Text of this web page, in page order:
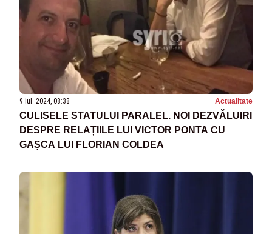
9 iul. 2024, 08:38 Actualitate
CULISELE STATULUI PARALEL. NOI DEZVĂLUIRI
DESPRE RELAȚIILE LUI VICTOR PONTA CU
GAȘCA LUI FLORIAN COLDEA